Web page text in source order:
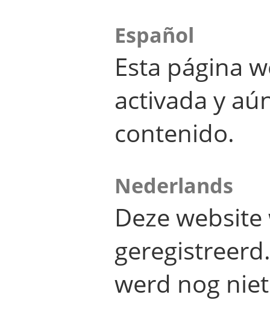
Español
Esta página
activada y
contenido.
Nederlands
Deze
werd nog